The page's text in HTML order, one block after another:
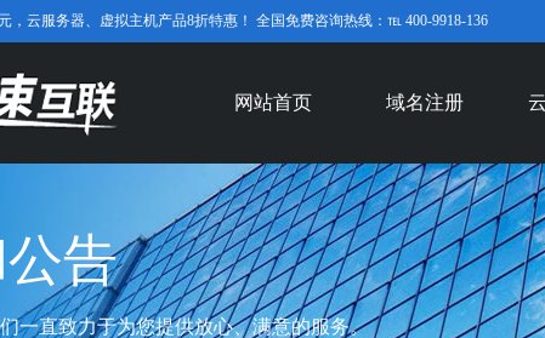
，云服务器、虚拟主机产品8折特惠！ 全国免费咨询热线：℡ 400-9918-136
网站首页 域名注册
告
一直致力于为您提供放心、满意的服务。